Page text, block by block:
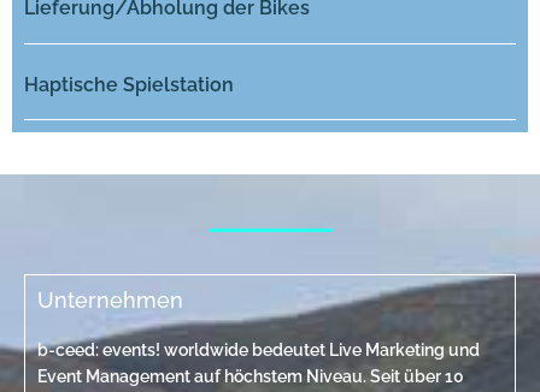
Lieferung/Abholung der Bikes
Haptische Spielstation
Unternehmen
b-ceed: events! worldwide bedeutet Live Marketing und
Event Management auf höchstem Niveau. Seit über 10